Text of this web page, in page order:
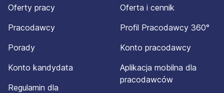
Oferty pracy
Pracodawcy
Porady
Konto kandydata
Regulamin dla
Oferta i cennik
Profil Pracodawcy 360°
Konto pracodawcy
Aplikacja mobilna dla
pracodawców